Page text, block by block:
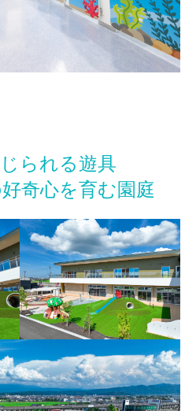
られる遊具
奇心を育む園庭